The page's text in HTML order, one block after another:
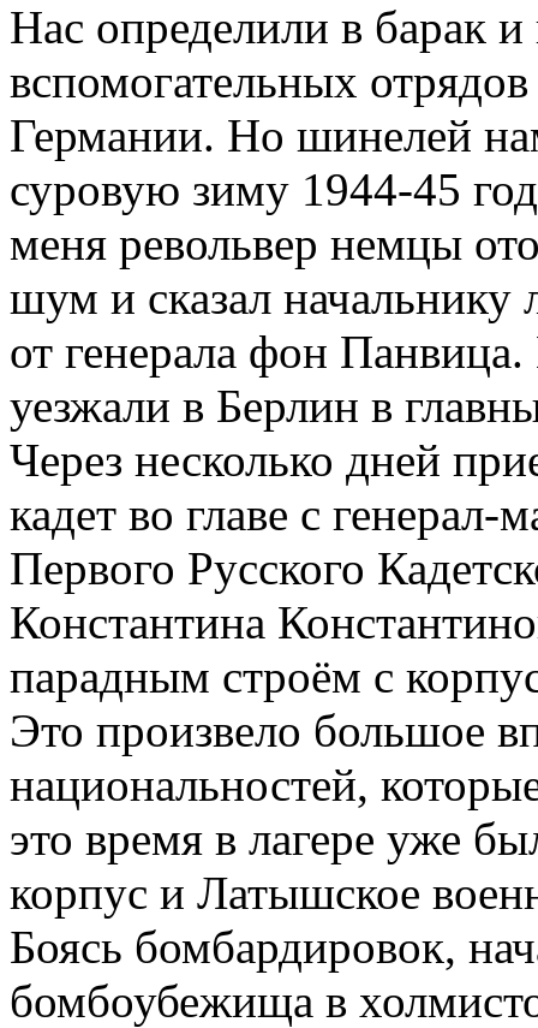
Нас определили в барак
вспомогательных
Германии. Но шинелей
суровую зиму 1944-45
меня револьвер немцы
шум и сказал начальнику
от генерала фон
уезжали в Берлин в
Через несколько дней
кадет во главе с
Первого Русского
Константина
парадным строём с
Это произвело большое
национальностей,
это время в лагере уже
корпус и Латышское
Боясь бомбардировок,
бомбоубежища в